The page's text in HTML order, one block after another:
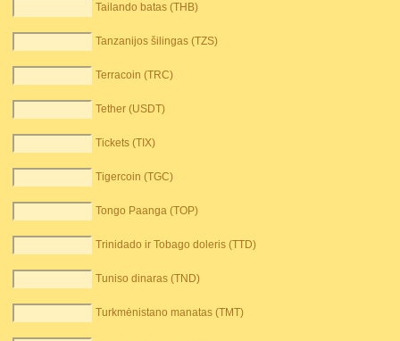
Tailando batas (THB)
Tanzanijos šilingas (TZS)
Terracoin (TRC)
Tether (USDT)
Tickets (TIX)
Tigercoin (TGC)
Tongo Paanga (TOP)
Trinidado ir Tobago doleris (TTD)
Tuniso dinaras (TND)
Turkmėnistano manatas (TMT)